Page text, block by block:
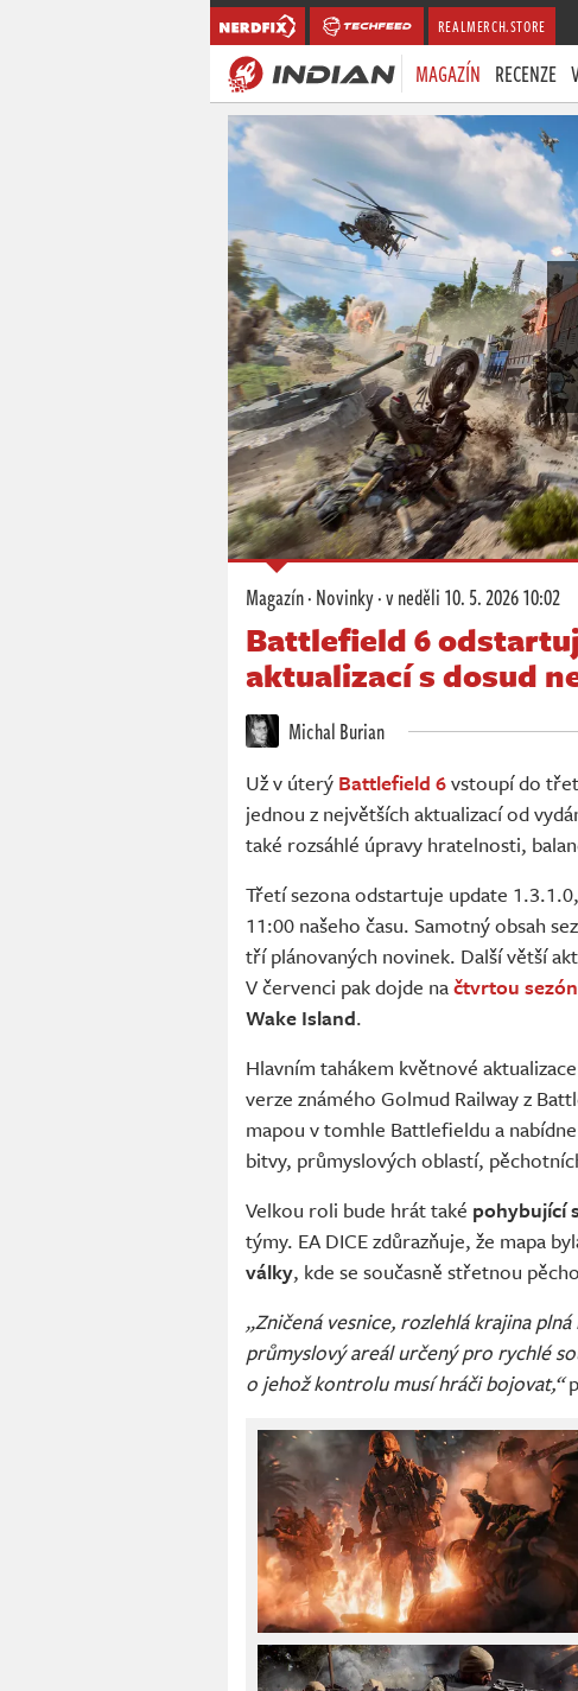
REALMERCH.STORE
MAGAZÍN RECENZE
Magazín·Novinky·v neděli10. 5. 2026 10:02
Battlefield 6
aktualizací s dosud
Michal Burian
Už v úterý Battlefield 6vstoupí do
jednou z největších aktualizací od
také rozsáhlé úpravy hratelnosti,
Třetí sezona odstartuje update
11:00 našeho času. Samotný obsah
tří plánovaných novinek. Další větší
V červenci pak dojde načtvrtou
Wake Island.
Hlavním tahákem květnové
verze známého Golmud Railway z
mapou v tomhle Battlefieldu a
bitvy, průmyslových oblastí,
Velkou roli bude hrát také pohybující
týmy. EA DICE zdůrazňuje, že mapa
války, kde se současně střetnou
„Zničená vesnice, rozlehlá krajina
průmyslový areál určený pro rychlé
o jehož kontrolu musí hráči bojovat,“